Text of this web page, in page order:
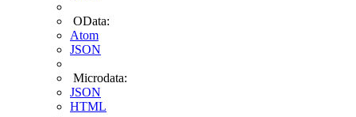
OData:
Atom
JSON
Microdata:
JSON
HTML